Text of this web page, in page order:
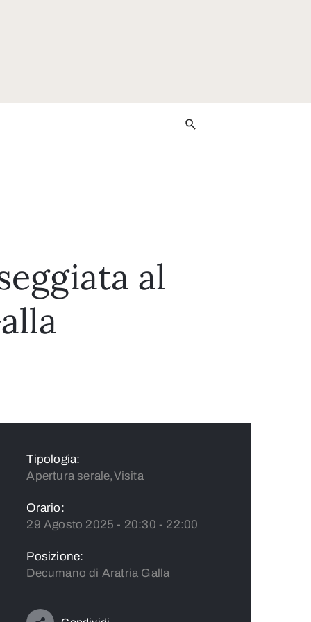
al
Tipologia:
Apertura serale,Visita
Orario:
29 Agosto 2025 - 20:30 - 22:00
Posizione:
Decumano di Aratria Galla